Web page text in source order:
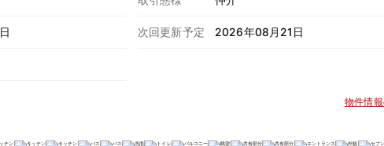
次回更新予定 2026年08月21日
物件情